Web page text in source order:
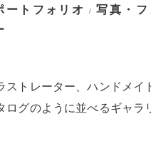
ートフォリオ /写真・フ
ストレーター、ハンドメイ
ログのように並べるギャラ